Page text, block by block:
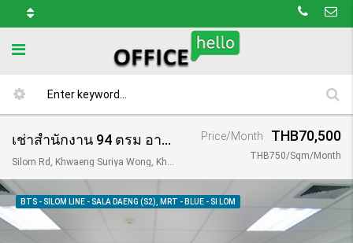
เช่าสำนักงาน 94 ตรม อาคารญาดา / Yada Building
Silom Rd, Khwaeng Suriya Wong, Khet Bang Rak, Krung Thep Maha Nakhon 10500, Thailand
Price/Month THB70,500
THB750/Sqm/Month
BTS - SILOM LINE - SALA DAENG (S2), MRT - BLUE - SI LOM